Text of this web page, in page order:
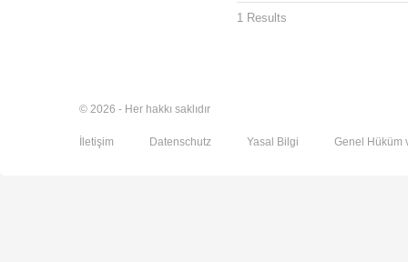
1 Results
© 2026 - Her hakkı saklıdır
İletişim Datenschutz Yasal Bilgi Genel Hüküm